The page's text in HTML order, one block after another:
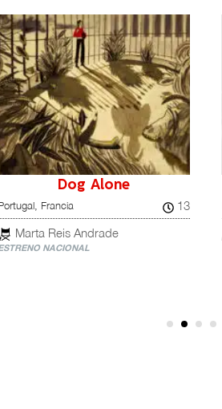
Dog Alone
Francia
13
Marta Reis Andrade
NACIONAL